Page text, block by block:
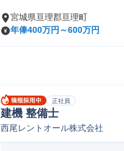
宮城県亘理郡亘理町
年俸400万円～600万円
正社員
建機 整備士
西尾レントオール株式会社